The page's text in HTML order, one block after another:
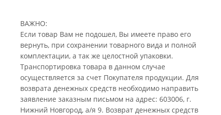
ВАЖНО:
Если товар Вам не подошел, Вы имеете право его
вернуть, при сохранении товарного вида и полной
комплектации, а так же целостной упаковки.
Транспортировка товара в данном случае
осуществляется за счет Покупателя продукции. Для
возврата денежных средств необходимо направить
заявление заказным письмом на адрес: 603006, г.
Нижний Новгород, а/я 9. Возврат денежных средств